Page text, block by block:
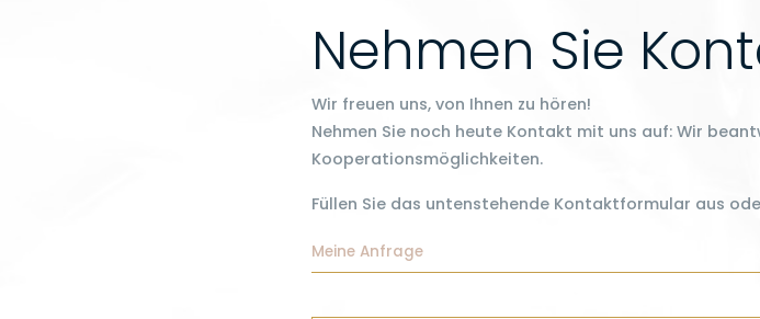
Nehmen Sie
Wir freuen uns, von Ihnen zu hören!
Nehmen Sie noch heute Kontakt mit uns auf: Wir
Kooperationsmöglichkeiten.
Füllen Sie das untenstehende Kontaktformular aus